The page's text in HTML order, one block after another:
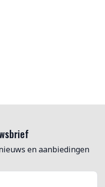
en aanbiedingen